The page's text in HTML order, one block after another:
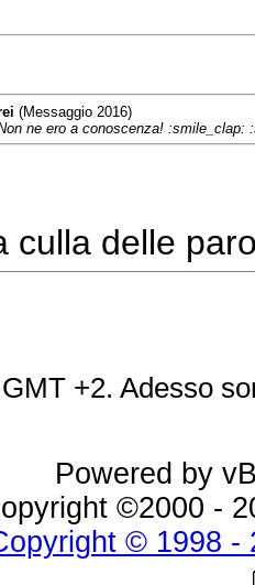
(Messaggio 2016)
ne ero a conoscenza! :smile_clap:
culla delle
+2. Adesso
Powered by
©2000 -
© 1998 -